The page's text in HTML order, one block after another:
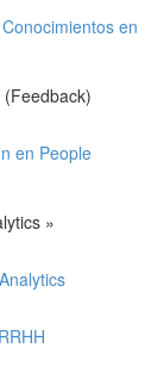
en
en People
»